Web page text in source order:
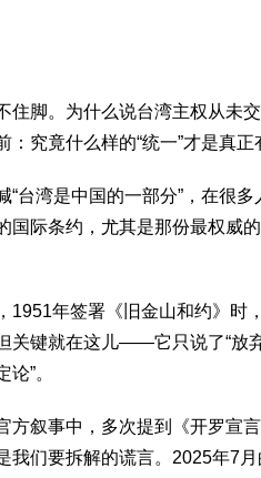
住脚。为什么说台湾主权从未
：究竟什么样的“统一”才是真正
“台湾是中国的一部分”，在很
国际条约，尤其是那份最权威
1951年签署《旧金山和约》时
关键就在这儿——它只说了“放
”。
方叙事中，多次提到《开罗宣
我们要拆解的谎言。2025年7